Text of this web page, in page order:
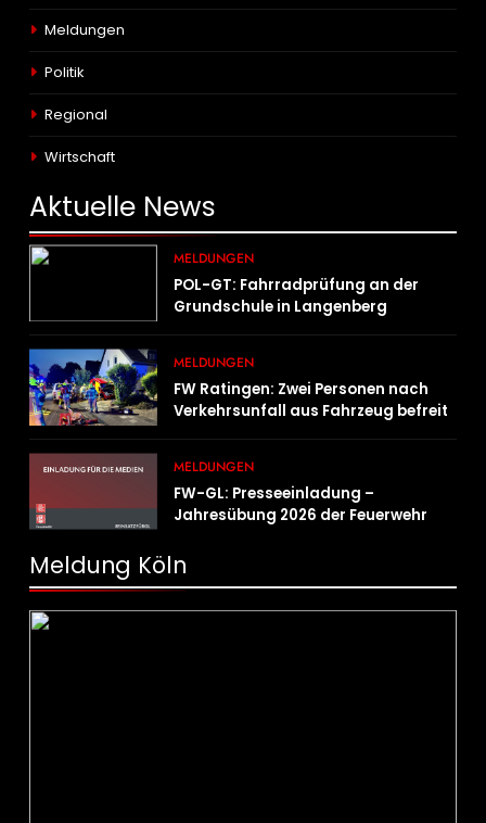
Meldungen
Politik
Regional
Wirtschaft
Aktuelle News
MELDUNGEN
POL-GT: Fahrradprüfung an der
Grundschule in Langenberg
MELDUNGEN
FW Ratingen: Zwei Personen nach
Verkehrsunfall aus Fahrzeug befreit
MELDUNGEN
FW-GL: Presseeinladung –
Jahresübung 2026 der Feuerwehr
Meldung Köln